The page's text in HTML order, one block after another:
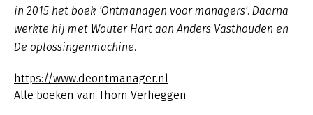
in 2015 het boek 'Ontmanagen voor managers'. Daarna
werkte hij met Wouter Hart aan Anders Vasthouden en
De oplossingenmachine.
https://www.deontmanager.nl
Alle boeken van Thom Verheggen